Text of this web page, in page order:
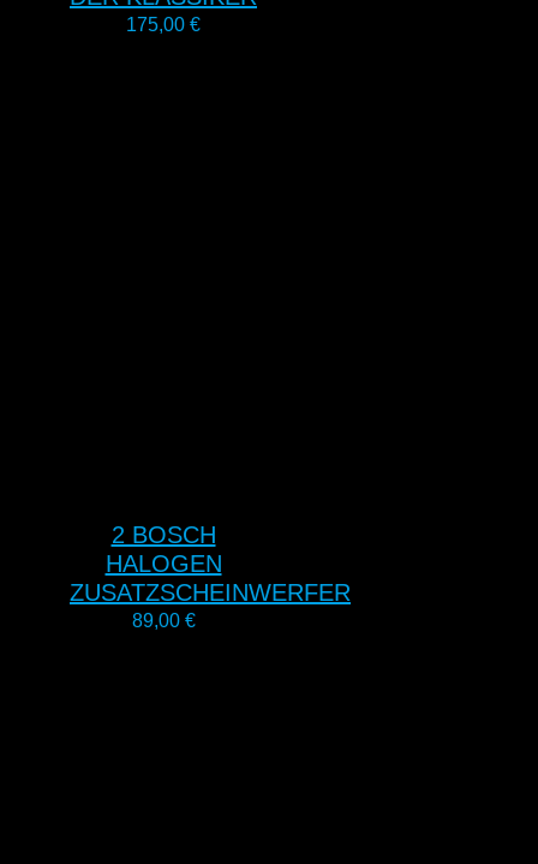
175,00 €
2 BOSCH
HALOGEN
ZUSATZSCHEINWERFER
89,00 €